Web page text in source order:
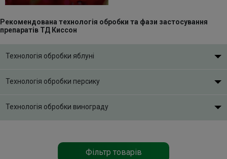
Рекомендована технологія обробки та фази застосування
препаратів ТД Киссон
Технологія обробки яблуні
Технологія обробки персику
Технологія обробки винограду
Фільтр товарів